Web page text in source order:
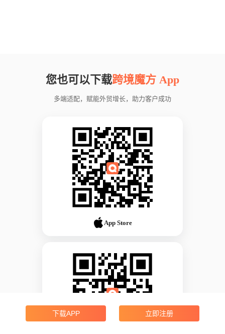
您也可以下载跨境魔方 App
多端适配，赋能外贸增长，助力客户成功
App Store
下载APP 立即注册